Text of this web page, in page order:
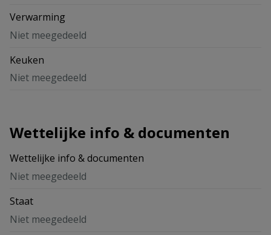
Verwarming
Niet meegedeeld
Keuken
Niet meegedeeld
Wettelijke info & documenten
Wettelijke info & documenten
Niet meegedeeld
Staat
Niet meegedeeld